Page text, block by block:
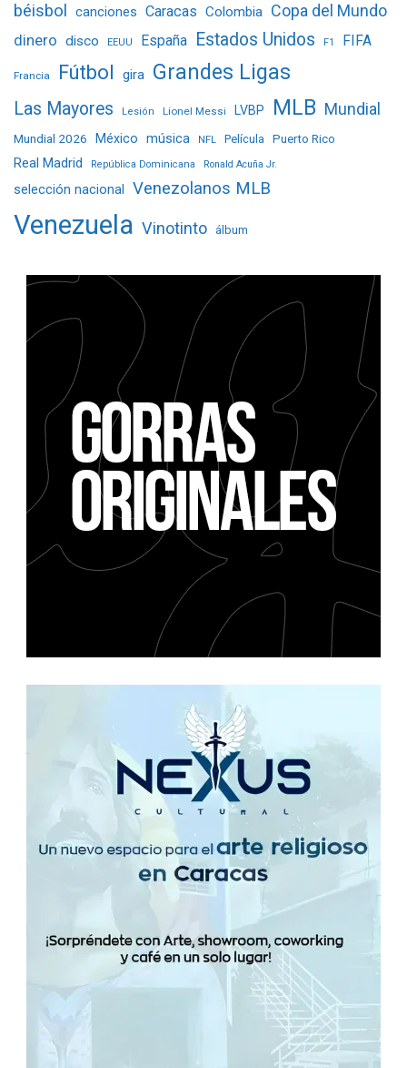
béisbol canciones Caracas Colombia Copa del Mundo
dinero disco EEUU España Estados Unidos F1 FIFA
Francia Fútbol gira Grandes Ligas
Las Mayores Lesión Lionel Messi LVBP MLB Mundial
Mundial 2026 México música NFL Película Puerto Rico
Real Madrid República Dominicana Ronald Acuña Jr.
selección nacional Venezolanos MLB
Venezuela Vinotinto álbum